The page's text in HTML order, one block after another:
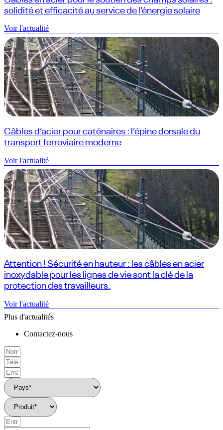
solidité et efficacité au service de l’énergie solaire
Voir l'actualité
Câbles d’acier pour caténaires : l’épine dorsale du
transport ferroviaire moderne
Voir l'actualité
Attention ! Sécurité en hauteur : les câbles en acier
inoxydable pour les lignes de vie sont la clé de la
protection des travailleurs.
Voir l'actualité
Plus d'actualités
Contactez-nous